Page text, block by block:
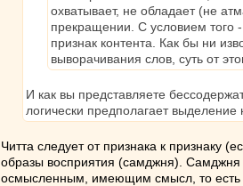
охватывает, не обладает (не
прекращении. С условием того -
признак контента. Как бы ни
выворачивания слов, суть от
И как вы представляете
логически предполагает выделение
Читта следует от признака к признаку
образы восприятия (самджня). Самджня
осмысленным, имеющим смысл, то есть